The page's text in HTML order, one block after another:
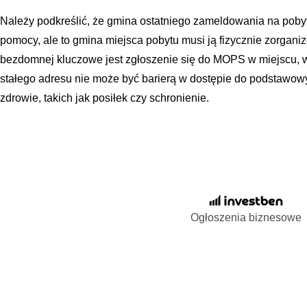
Należy podkreślić, że gmina ostatniego zameldowania na
pomocy, ale to gmina miejsca pobytu musi ją fizycznie
bezdomnej kluczowe jest zgłoszenie się do MOPS w miejscu,
stałego adresu nie może być barierą w dostępie do
zdrowie, takich jak posiłek czy schronienie.
Ogłoszenia biznesowe